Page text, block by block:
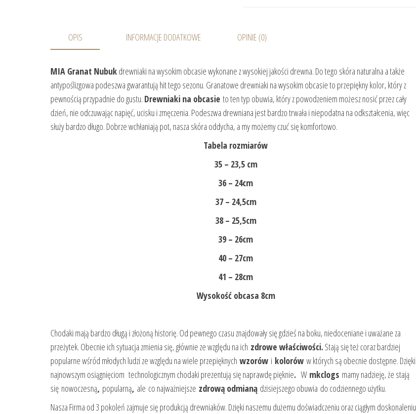
OPIS INFORMACJE DODATKOWE OPINIE (0)
MIA Granat Nubukdrewniaki na wysokim obcasie wykonane z wysokiej jakości drewna. Do tego skóra naturalna a także
antypoślizgowa podeszwa gwarantują hit tego sezonu. Granatowe drewniaki na wysokim obcasie to przepiękny kolor, który z
pewnością przypadnie do gustu. Drewniaki na obcasie to ten typ obuwia, który z powodzeniem możesz nosić przez cały
dzień, nie odczuwając napięć, ucisku i zmęczenia. Podeszwa drewniana jest bardzo trwała i niepodatna na odkształcenia, więc
służy bardzo długo. Dobrze wchłaniają pot, nasza skóra oddycha, a my możemy czuć się komfortowo.
Tabela rozmiarów
35 – 23,5 cm
36 – 24cm
37 – 24,5cm
38 – 25,5cm
39 – 26cm
40 – 27cm
41 – 28cm
Wysokość obcasa 8cm
Chodaki mają bardzo długą i złożoną historię. Od pewnego czasu znajdowały się gdzieś na boku, niedoceniane i uważane za
przeżytek. Obecnie ich sytuacja zmienia się, głównie ze względu na ich zdrowe właściwości.Stają się też coraz bardziej
popularne wśród młodych ludzi ze względu na wiele przepięknych wzorów i kolorów w których są obecnie dostępne. Dzięki
najnowszym osiągnięciom technologicznym chodaki prezentują się naprawdę pięknie. W mkclogs mamy nadzieję, że stają
się nowoczesną, popularną, ale co najważniejsze zdrową odmianą dzisiejszego obuwia do codziennego użytku.
Nasza Firma od 3 pokoleń zajmuje się produkcją drewniaków. Dzięki naszemu dużemu doświadczeniu oraz ciągłym doskonaleniu